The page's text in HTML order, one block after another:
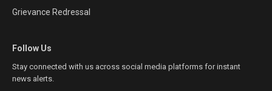
Grievance Redressal
Follow Us
Stay connected with us across social media platforms for instant
news alerts.